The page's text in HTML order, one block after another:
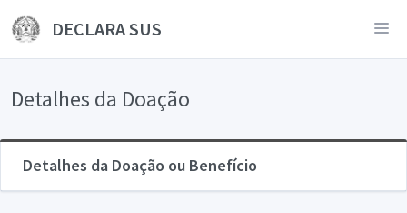
DECLARA SUS
Detalhes da Doação
Detalhes da Doação ou Benefício